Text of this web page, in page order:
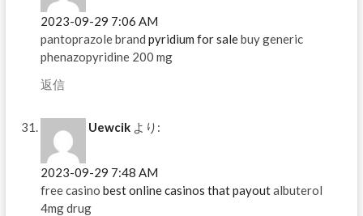
2023-09-29 7:06 AM
pantoprazole brand pyridium for salebuy generic
phenazopyridine 200 mg
返信
Uewcik より:
2023-09-29 7:48 AM
free casino best online casinos that payoutalbuterol
4mg drug